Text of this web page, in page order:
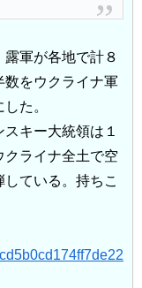
軍が各地で計８
数をウクライナ軍
た。
キー大統領は１
クライナ全土で空
ている。持ちこ